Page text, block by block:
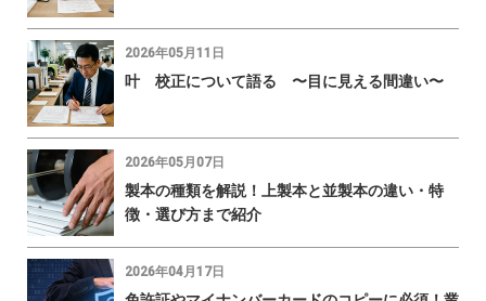
2026年05月11日
叶 校正について語る 〜目に見える間違い〜
2026年05月07日
製本の種類を解説！上製本と並製本の違い・特
徴・選び方まで紹介
2026年04月17日